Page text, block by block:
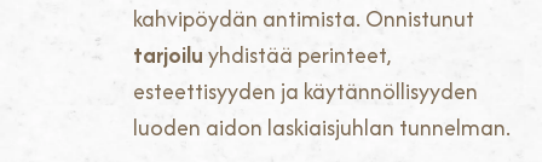
kahvipöydän antimista. Onnistunut
tarjoiluyhdistää perinteet,
esteettisyyden ja käytännöllisyyden
luoden aidon laskiaisjuhlan tunnelman.